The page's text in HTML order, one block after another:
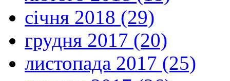
січня 2018 (29)
грудня 2017 (20)
листопада 2017 (25)